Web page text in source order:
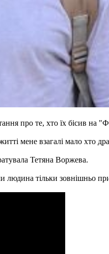
про те, хто їх бісив на
мене взагалі мало хто
Тетяна Воржева.
людина тільки зовнішньо